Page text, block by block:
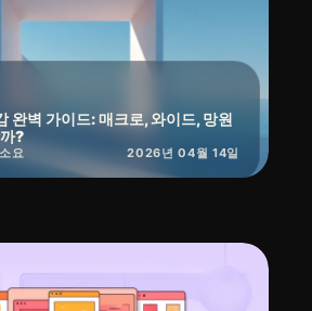
완벽 가이드: 매크로, 와이드, 망원
?
소요 2026년 04월 14일